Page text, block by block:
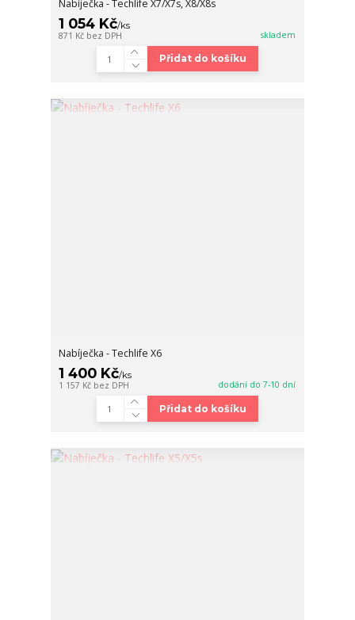
Nabíječka - Techlife X7/X7s, X8/X8s
1 054 Kč/ks
871 Kč bez DPH skladem
Přidat do košíku
Nabíječka - Techlife X6
1 400 Kč/ks
1 157 Kč bez DPH dodání do 7-10 dní
Přidat do košíku